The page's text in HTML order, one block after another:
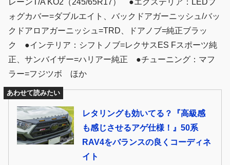
ォグカバー=ダブルエイト、バックドアガーニッシュ/バッ
クドアロアガーニッシュ=TRD、ドアノブ=純正ブラッ
ク ●インテリア：シフトノブ=レクサスES Fスポーツ純
正、サンバイザー=ハリアー純正 ●チューニング：マフ
ラー=フジツボ ほか
あわせて読みたい
レタリングも効いてる？『高級感
も感じさせるアゲ仕様！』50系
RAV4をバランスの良くコーディネ
イト